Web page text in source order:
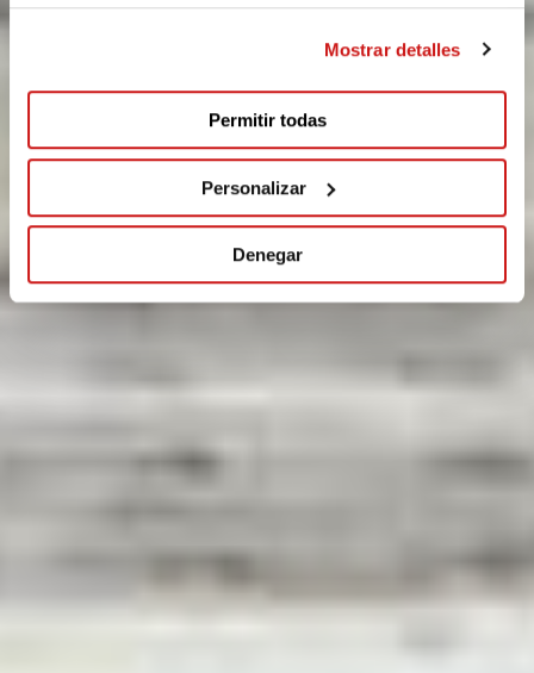
Mostrar detalles
Permitir todas
Personalizar
Denegar